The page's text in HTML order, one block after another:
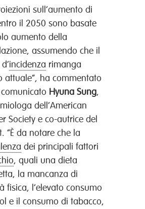
sull’aumento di
il 2050 sono basate
aumento della
assumendo che il
incidenza rimanga
attuale”, ha commentato
Hyuna Sung,
dell’American
Society e co-autrice del
“È da notare che la
dei principali fattori
, quali una dieta
la mancanza di
fisica, l’elevato consumo
e il consumo di tabacco,